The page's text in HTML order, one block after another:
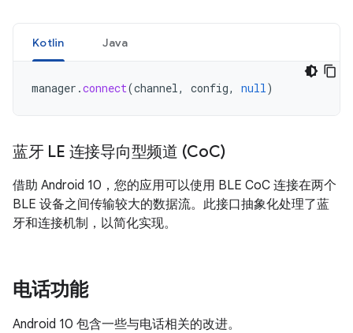
Kotlin Java
manager .connect(channel, config, null)
蓝牙 LE 连接导向型频道 (CoC)
借助 Android 10，您的应用可以使用 BLE CoC 连接在两个
BLE 设备之间传输较大的数据流。此接口抽象化处理了蓝
牙和连接机制，以简化实现。
电话功能
Android 10 包含一些与电话相关的改进。